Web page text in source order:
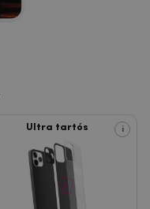
Ultra tartós i